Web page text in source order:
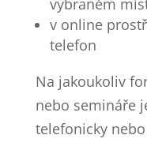
vybraném
v online
telefon
Na jakoukoliv
nebo semináře
telefonicky